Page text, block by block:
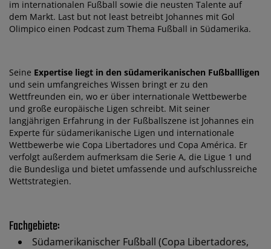
im internationalen Fußball sowie die neusten Talente auf
dem Markt. Last but not least betreibt Johannes mit Gol
Olimpico einen Podcast zum Thema Fußball in Südamerika.
Seine Expertise liegt in den südamerikanischen Fußballligen
und sein umfangreiches Wissen bringt er zu den
Wettfreunden ein, wo er über internationale Wettbewerbe
und große europäische Ligen schreibt. Mit seiner
langjährigen Erfahrung in der Fußballszene ist Johannes ein
Experte für südamerikanische Ligen und internationale
Wettbewerbe wie Copa Libertadores und Copa América. Er
verfolgt außerdem aufmerksam die Serie A, die Ligue 1 und
die Bundesliga und bietet umfassende und aufschlussreiche
Wettstrategien.
Fachgebiete:
Südamerikanischer Fußball (Copa Libertadores,